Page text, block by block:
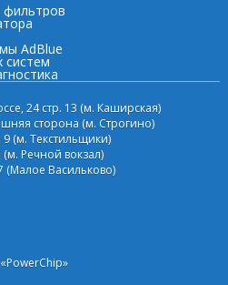
фильтров
AdBlue
систем
24 стр. 13 (м. Каширская)
сторона (м. Строгино)
9 (м. Текстильщики)
(м. Речной вокзал)
(Малое Васильково)